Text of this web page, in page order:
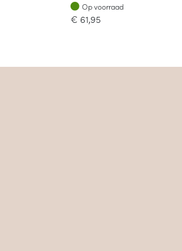
Op voorraad
Op voorraad
€ 61,95